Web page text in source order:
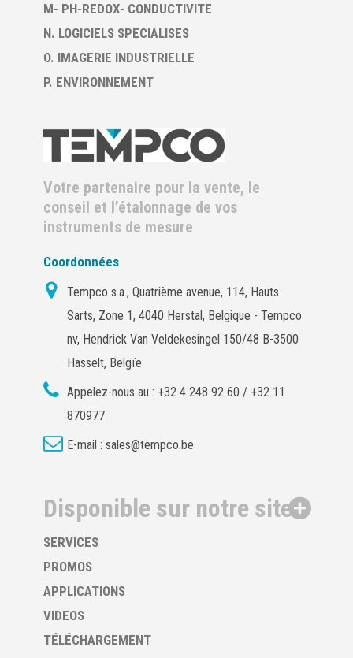
M- PH-REDOX- CONDUCTIVITE
N. LOGICIELS SPECIALISES
O. IMAGERIE INDUSTRIELLE
P. ENVIRONNEMENT
Votre partenaire pour la vente, le
conseil et l’étalonnage de vos
instruments de mesure
Coordonnées
Tempco s.a., Quatrième avenue, 114, Hauts
Sarts, Zone 1, 4040 Herstal, Belgique - Tempco
nv, Hendrick Van Veldekesingel 150/48 B-3500
Hasselt, Belgïe
Appelez-nous au : +32 4 248 92 60 / +32 11
870977
E-mail : sales@tempco.be
Disponible sur notre site
SERVICES
PROMOS
APPLICATIONS
VIDEOS
TÉLÉCHARGEMENT